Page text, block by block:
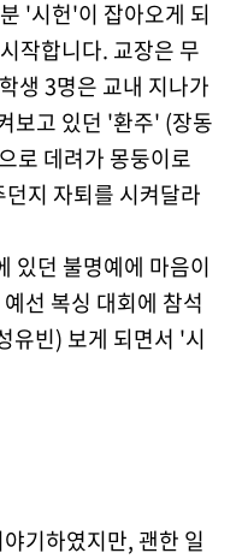
'시헌'이 잡아오게 되
작합니다. 교장은 무
생 3명은 교내 지나가
보고 있던 '환주' (장동
로 데려가 몽둥이로
지 자퇴를 시켜달라
있던 불명예에 마음이
선 복싱 대회에 참석
유빈) 보게 되면서 '시
기하였지만, 괜한 일